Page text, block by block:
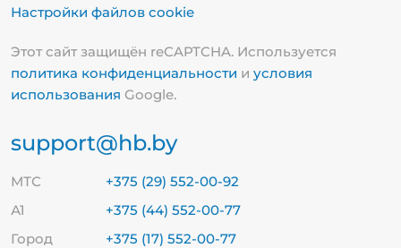
Настройки файлов cookie
Этот сайт защищён reCAPTCHA. Используется
политика конфиденциальности и условия
использования Google.
support@hb.by
МТС
+375 (29) 552-00-92
А1
+375 (44) 552-00-77
Город
+375 (17) 552-00-77